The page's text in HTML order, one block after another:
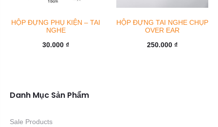
HỘP ĐỰNG PHỤ KIỆN – TAI
NGHE
30.000 ₫
HỘP ĐỰNG TAI NGHE CHỤP
OVER EAR
250.000 ₫
Danh Mục Sản Phẩm
Sale Products